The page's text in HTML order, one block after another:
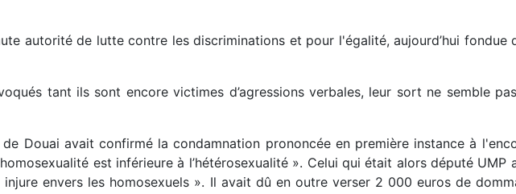
autorité de lutte contre les discriminations et pour l'égalité, aujourd’hui fondue
tant ils sont encore victimes d’agressions verbales, leur sort ne semble
Douai avait confirmé la condamnation prononcée en première instance à
est inférieure à l’hétérosexualité ». Celui qui était alors député UMP
envers les homosexuels ». Il avait dû en outre verser 2 000 euros de